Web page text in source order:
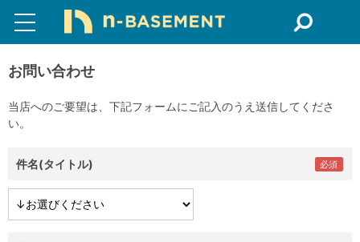
お問い合わせ
当店へのご要望は、下記フォームにご記入のうえ送信してくださ
い。
件名(タイトル)